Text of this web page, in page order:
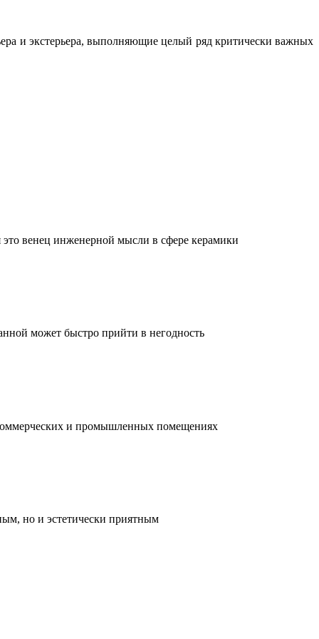
и экстерьера, выполняющие целый ряд критически важных
венец инженерной мысли в сфере керамики
может быстро прийти в негодность
и промышленных помещениях
но и эстетически приятным